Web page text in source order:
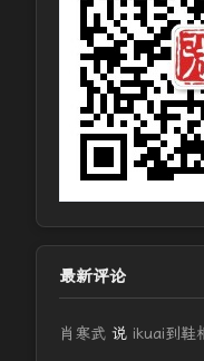
最新评论
肖寒武 说 ikuai到鞋